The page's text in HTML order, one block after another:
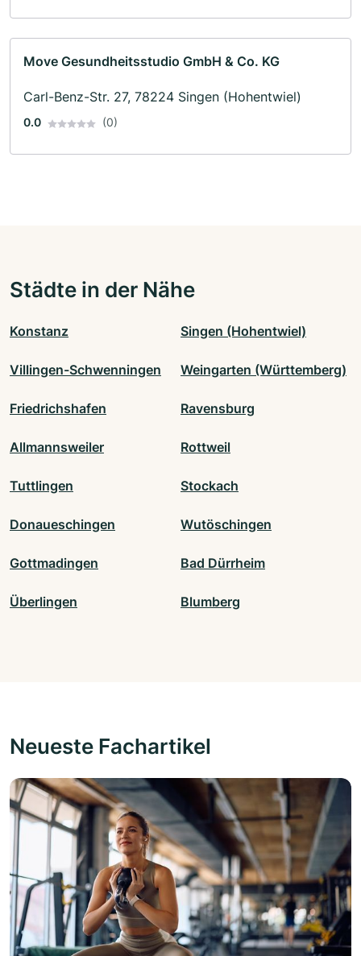
Move Gesundheitsstudio GmbH & Co. KG
Carl-Benz-Str. 27, 78224 Singen (Hohentwiel)
0.0 (0)
Städte in der Nähe
Konstanz Singen (Hohentwiel)
Villingen-Schwenningen Weingarten (Württemberg)
Friedrichshafen Ravensburg
Allmannsweiler Rottweil
Tuttlingen Stockach
Donaueschingen Wutöschingen
Gottmadingen Bad Dürrheim
Überlingen Blumberg
Neueste Fachartikel